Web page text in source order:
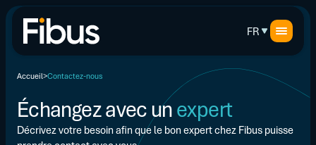
FR
Accueil Contactez-nous
Échangez avec unexpert
Décrivez votre besoin afin que le bon expert chez Fibus puisse